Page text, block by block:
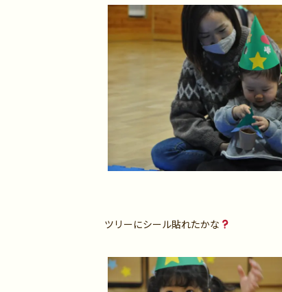
ツリーにシール貼れたかな